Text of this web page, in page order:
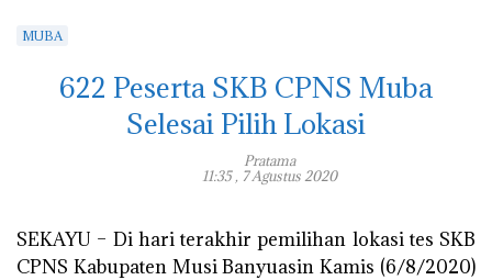
MUBA
622 Peserta SKB CPNS Muba
Selesai Pilih Lokasi
Pratama
11:35 , 7 Agustus 2020
SEKAYU – Di hari terakhir pemilihan lokasi tes SKB
CPNS Kabupaten Musi Banyuasin Kamis (6/8/2020)